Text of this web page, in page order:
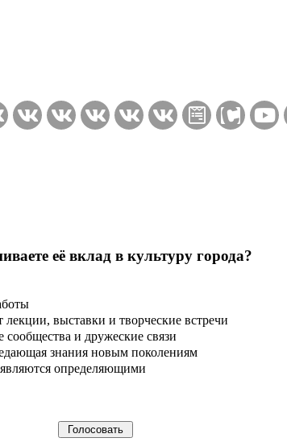
её вклад в культуру города?
выставки и творческие встречи
и дружеские связи
знания новым поколениям
определяющими